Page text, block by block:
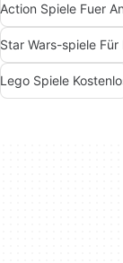
Action Spiele Fuer
Star Wars-spiele Für
Lego Spiele